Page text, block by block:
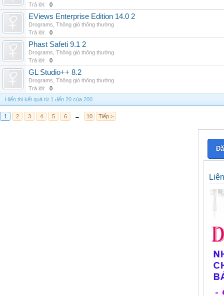
Trả lời:
0
EViews Enterprise Edition 14.0 2
Drograms Thông gió thông thường
Trả lời:
0
Phast Safeti 9.1 2
Drograms Thông gió thông thường
Trả lời:
0
GL Studio++ 8.2
Drograms Thông gió thông thường
Trả lời:
0
Hiển thị kết quả từ 1 đến 20 của 200
1 2 3 4 5 6 → 10 Tiếp >